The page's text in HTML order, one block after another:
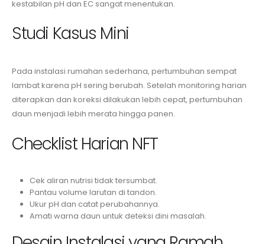
kestabilan pH dan EC sangat menentukan.
Studi Kasus Mini
Pada instalasi rumahan sederhana, pertumbuhan sempat
lambat karena pH sering berubah. Setelah monitoring harian
diterapkan dan koreksi dilakukan lebih cepat, pertumbuhan
daun menjadi lebih merata hingga panen.
Checklist Harian NFT
Cek aliran nutrisi tidak tersumbat.
Pantau volume larutan di tandon.
Ukur pH dan catat perubahannya.
Amati warna daun untuk deteksi dini masalah.